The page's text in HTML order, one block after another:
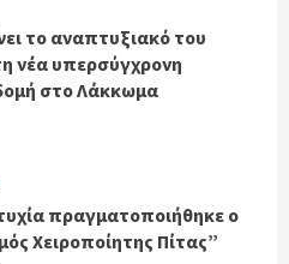
το αναπτυξιακό του
νέα υπερσύγχρονη
στο Λάκκωμα
πραγματοποιήθηκε ο
Χειροποίητης Πίτας”